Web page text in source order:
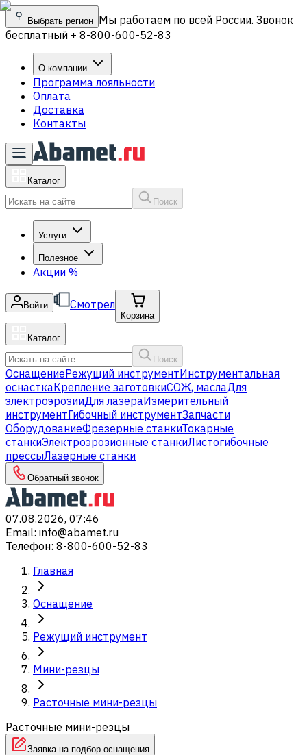
Выбрать регион Мы работаем по всей России. Звонок
бесплатный + 8-800-600-52-83
О компании
Программа лояльности
Оплата
Доставка
Контакты
Каталог
Поиск
Услуги
Полезное
Акции %
Войти Смотрел
Корзина
Каталог
Поиск
ОснащениеРежущий инструментИнструментальная
оснасткаКрепление заготовкиСОЖ, маслаДля
электроэрозииДля лазераИзмерительный
инструментГибочный инструментЗапчасти
ОборудованиеФрезерные станкиТокарные
станкиЭлектроэрозионные станкиЛистогибочные
прессыЛазерные станки
Обратный звонок
07.08.2026, 07:46
Email: info@abamet.ru
Телефон: 8-800-600-52-83
Главная
Оснащение
Режущий инструмент
Мини-резцы
Расточные мини-резцы
Расточные мини-резцы
Заявка на подбор оснащения